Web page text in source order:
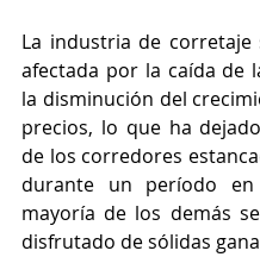
La industria de corretaje
afectada por la caída de
la disminución del
precios, lo que ha
de los corredores
durante un período
mayoría de los demás
disfrutado de sólidas